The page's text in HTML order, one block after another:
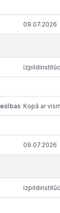
09.07.2026
Kopā ar
09.07.2026